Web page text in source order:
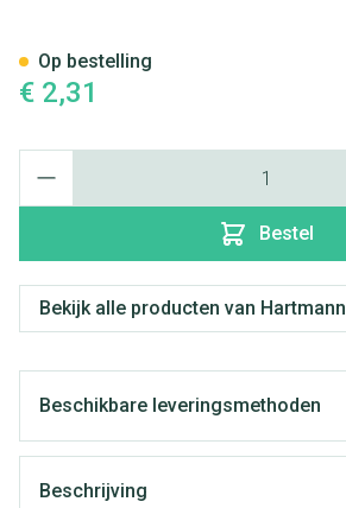
€ 2,31
Bestel
Op bestelling
Bekijk alle producten van Hartmann
Beschikbare leveringsmethoden
Beschrijving